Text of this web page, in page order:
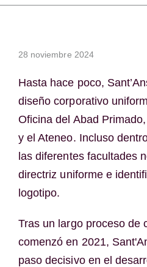
Archivo de OSB.org
28 noviembre 2024
Hasta hace poco,
diseño corporativo
Oficina del Abad
y el Ateneo. Incluso
las diferentes facultades
directriz uniforme e
logotipo.
Tras un largo proceso de
comenzó en 2021,
paso decisivo en el